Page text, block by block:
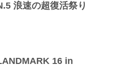
浪速の超復活祭り
16 in